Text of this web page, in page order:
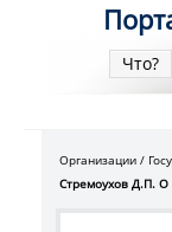
Что?
Организации
Стремоухов Д.П.